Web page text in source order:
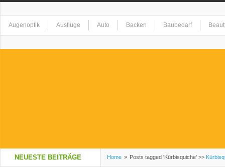
Augenoptik Ausflüge Auto Backen Baubedarf
Home » Posts tagged 'Kürbisquiche' >>
NEUESTE BEITRÄGE